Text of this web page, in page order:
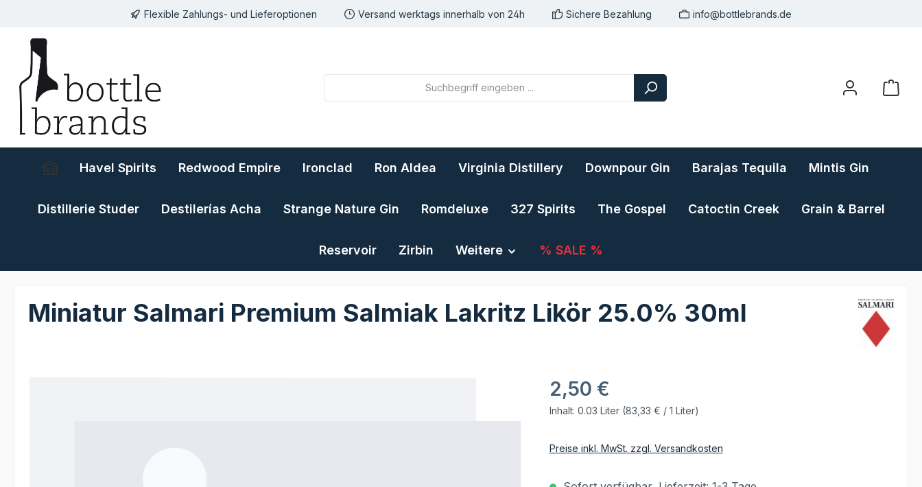
Zur Hauptnavigation springenFlexible Zahlungs- und Lieferoptionen Versand werktags innerhalb von 24h Sichere Bezahlung info@bottlebrands.de
Havel Spirits Redwood Empire Ironclad Ron Aldea Virginia Distillery Downpour Gin Barajas Tequila Mintis Gin
Distillerie Studer Destilerías Acha Strange Nature Gin Romdeluxe 327 Spirits The Gospel Catoctin Creek Grain & Barrel
Reservoir Zirbin Weitere % SALE %
Miniatur Salmari Premium Salmiak Lakritz Likör 25.0% 30ml
2,50 €
Inhalt: 0.03 Liter (83,33 € / 1 Liter)
Preise inkl. MwSt. zzgl. Versandkosten